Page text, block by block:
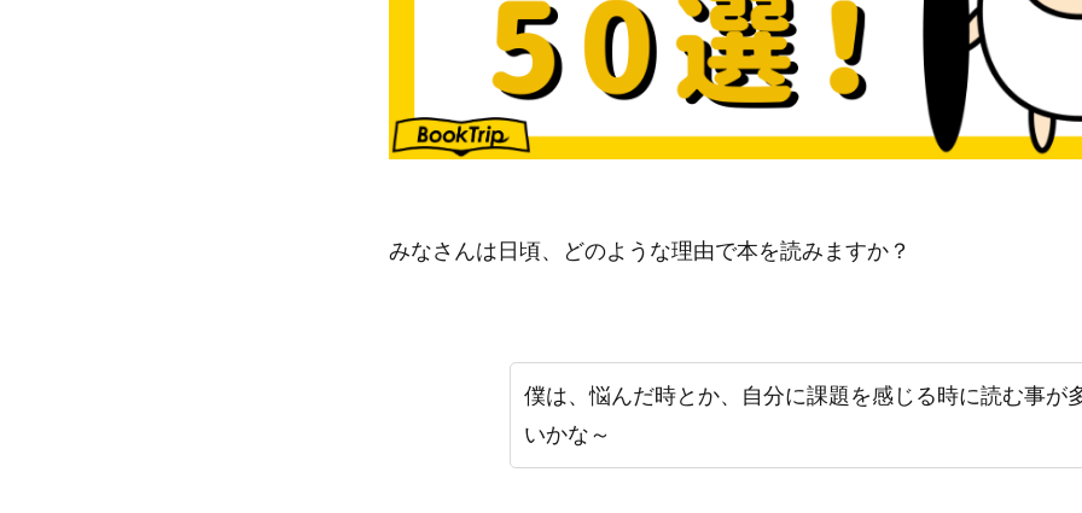
みなさんは日頃、どのような理由で本を読みますか？
僕は、悩んだ時とか、自分に課題を感じる時に読む事が
いかな～